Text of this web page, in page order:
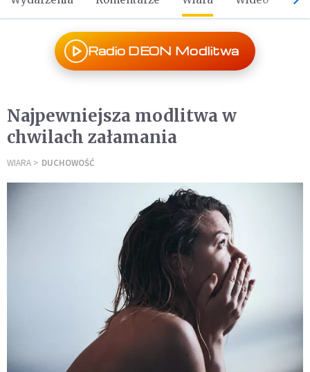
Radio DEON Modlitwa
Najpewniejsza modlitwa w
chwilach załamania
WIARA DUCHOWOŚĆ